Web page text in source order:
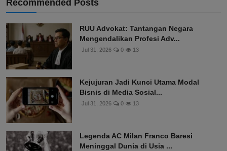
Recommended Posts
RUU Advokat: Tantangan Negara
Mengendalikan Profesi Adv...
Jul 31, 2026 0 13
Kejujuran Jadi Kunci Utama Modal
Bisnis di Media Sosial...
Jul 31, 2026 0 13
Legenda AC Milan Franco Baresi
Meninggal Dunia di Usia ...